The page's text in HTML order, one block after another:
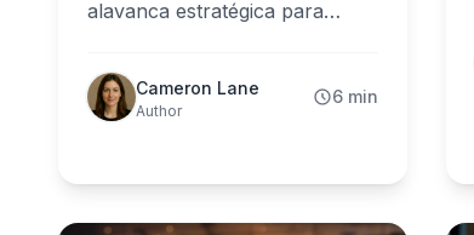
alavanca estratégica para
experiência do cliente. Este
guia mostra como usar dados
Cameron Lane
Author
6 min